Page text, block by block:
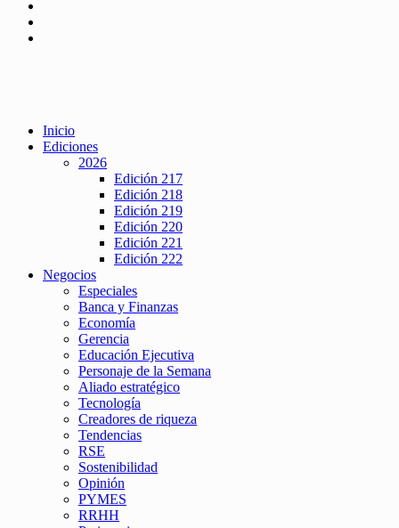
Inicio
Ediciones
2026
Edición 217
Edición 218
Edición 219
Edición 220
Edición 221
Edición 222
Negocios
Especiales
Banca y Finanzas
Economía
Gerencia
Educación Ejecutiva
Personaje de la Semana
Aliado estratégico
Tecnología
Creadores de riqueza
Tendencias
RSE
Sostenibilidad
Opinión
PYMES
RRHH